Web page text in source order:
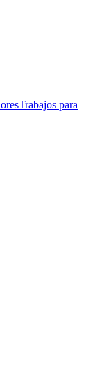
Trabajos para